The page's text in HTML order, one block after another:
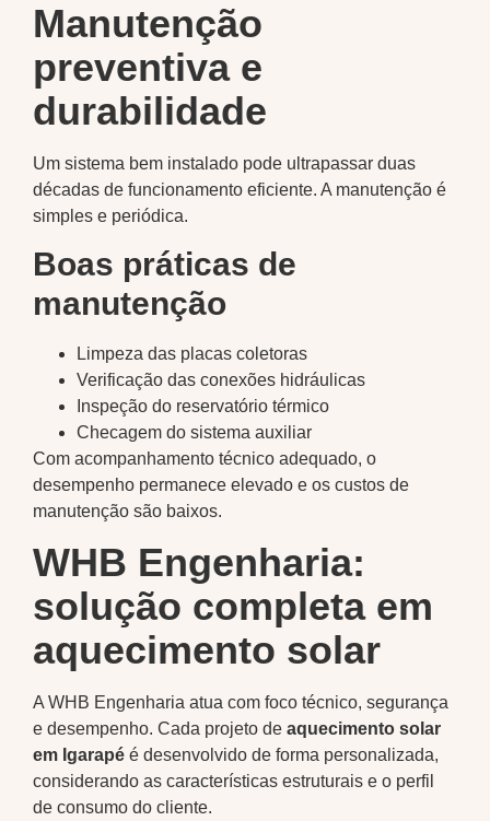
Manutenção
preventiva e
durabilidade
Um sistema bem instalado pode ultrapassar duas
décadas de funcionamento eficiente. A manutenção é
simples e periódica.
Boas práticas de
manutenção
Limpeza das placas coletoras
Verificação das conexões hidráulicas
Inspeção do reservatório térmico
Checagem do sistema auxiliar
Com acompanhamento técnico adequado, o
desempenho permanece elevado e os custos de
manutenção são baixos.
WHB Engenharia:
solução completa em
aquecimento solar
A WHB Engenharia atua com foco técnico, segurança
e desempenho. Cada projeto de aquecimento solar
em Igarapé é desenvolvido de forma personalizada,
considerando as características estruturais e o perfil
de consumo do cliente.